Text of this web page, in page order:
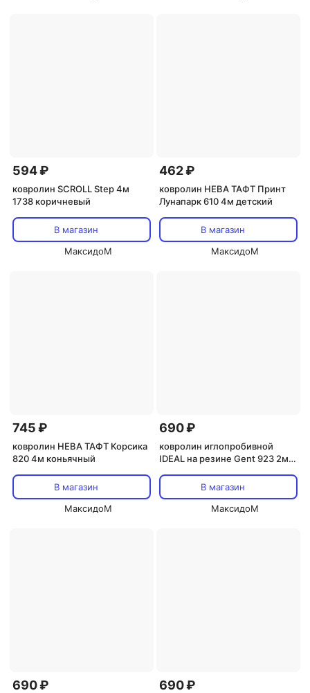
594 ₽
ковролин SCROLL Step 4м
1738 коричневый
В магазин
МаксидоМ
462 ₽
ковролин НЕВА ТАФТ Принт
Лунапарк 610 4м детский
В магазин
МаксидоМ
745 ₽
ковролин НЕВА ТАФТ Корсика
820 4м коньячный
В магазин
МаксидоМ
690 ₽
ковролин иглопробивной
IDEAL на резине Gent 923 2м
В магазин
МаксидоМ
690 ₽ 690 ₽